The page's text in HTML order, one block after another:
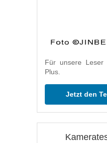
Für unsere Leser
Plus.
Jetzt den